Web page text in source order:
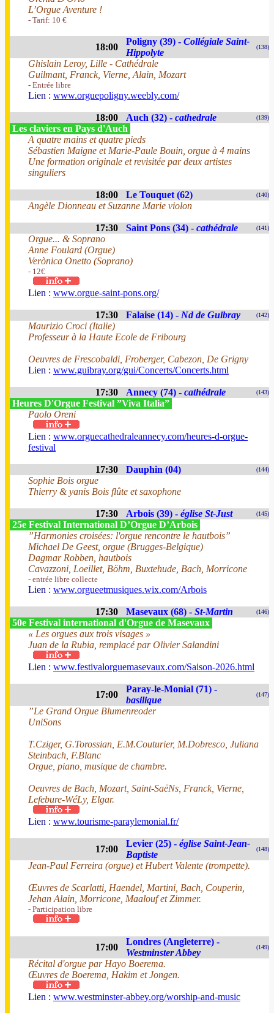
L’Orgue Aventure !
- Tarif: 10 €
18:00
Poligny (39) - Collégiale Saint-
Hippolyte
(138)
Ghislain Leroy, Lille - Cathédrale
Guilmant, Franck, Vierne, Alain, Mozart
- Entrée libre
Lien : www.orguepoligny.weebly.com/
18:00 Auch (32) - cathedrale (139)
Les claviers en Pays d'Auch
A quatre mains et quatre pieds
Sébastien Maigne et Marie-Paule Bouin, orgue à 4 mains
Une formation originale et revisitée par deux artistes
singuliers
18:00 Le Touquet (62) (140)
Angèle Dionneau et Suzanne Marie violon
17:30 Saint Pons (34) - cathédrale (141)
Orgue... & Soprano
Anne Foulard (Orgue)
Verònica Onetto (Soprano)
- 12€
Lien : www.orgue-saint-pons.org/
17:30 Falaise (14) - Nd de Guibray (142)
Maurizio Croci (Italie)
Professeur à la Haute Ecole de Fribourg
Oeuvres de Frescobaldi, Froberger, Cabezon, De Grigny
Lien : www.guibray.org/gui/Concerts/Concerts.html
17:30 Annecy (74) - cathédrale (143)
Heures D'Orgue Festival ”Viva Italia”
Paolo Oreni
Lien : www.orguecathedraleannecy.com/heures-d-orgue-
festival
17:30 Dauphin (04) (144)
Sophie Bois orgue
Thierry & yanis Bois flûte et saxophone
17:30 Arbois (39) - église St-Just (145)
25e Festival International D’Orgue D’Arbois
”Harmonies croisées: l'orgue rencontre le hautbois”
Michael De Geest, orgue (Brugges-Belgique)
Dagmar Robben, hautbois
Cavazzoni, Loeillet, Böhm, Buxtehude, Bach, Morricone
- entrée libre collecte
Lien : www.orgueetmusiques.wix.com/Arbois
17:30 Masevaux (68) - St-Martin (146)
50e Festival international d'Orgue de Masevaux
« Les orgues aux trois visages »
Juan de la Rubia, remplacé par Olivier Salandini
Lien : www.festivalorguemasevaux.com/Saison-2026.html
17:00
Paray-le-Monial (71) -
basilique
(147)
”Le Grand Orgue Blumenreoder
UniSons
T.Cziger, G.Torossian, E.M.Couturier, M.Dobresco, Juliana
Steinbach, F.Blanc
Orgue, piano, musique de chambre.
Oeuvres de Bach, Mozart, Saint-SaëNs, Franck, Vierne,
Lefebure-WéLy, Elgar.
Lien : www.tourisme-paraylemonial.fr/
17:00
Levier (25) - église Saint-Jean-
Baptiste
(148)
Jean-Paul Ferreira (orgue) et Hubert Valente (trompette).
Œuvres de Scarlatti, Haendel, Martini, Bach, Couperin,
Jehan Alain, Morricone, Maalouf et Zimmer.
- Participation libre
17:00
Londres (Angleterre) -
Westminster Abbey
(149)
Récital d'orgue par Hayo Boerema.
Œuvres de Boerema, Hakim et Jongen.
Lien : www.westminster-abbey.org/worship-and-music